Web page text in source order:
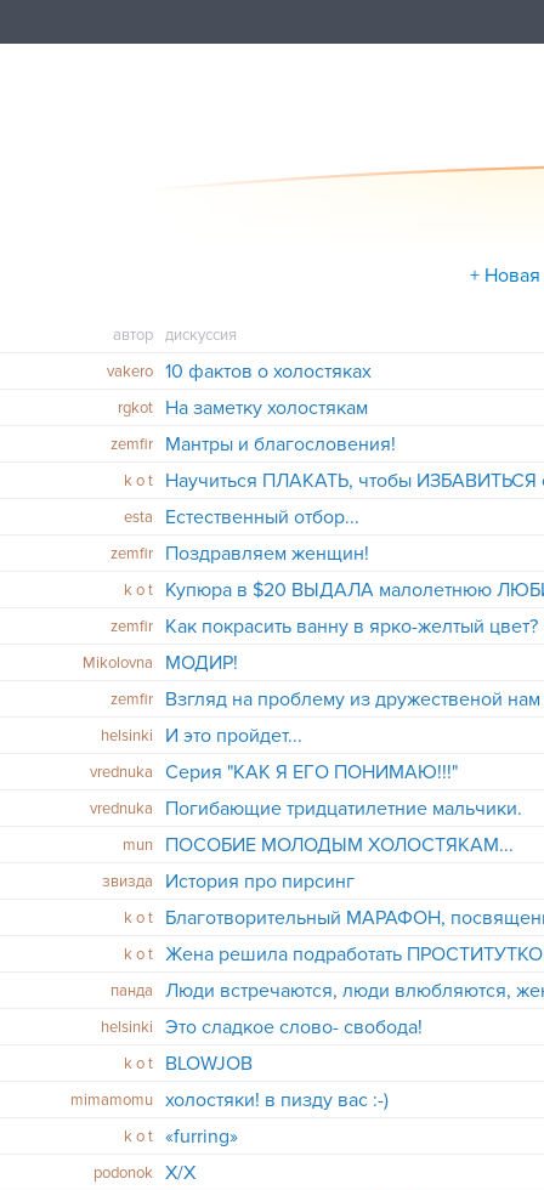
+ Новая
автор
дискуссия
vakero
10 фактов о холостяках
rgkot На заметку холостякам
zemfir Мантры и благословения!
k o t
esta
Естественный отбор...
zemfir Поздравляем женщин!
k o t
zemfir
Как покрасить ванну в ярко-желтый цвет?
Mikolovna МОДИР!
zemfir Взгляд на проблему из дружественой
helsinki И это пройдет...
vrednuka Серия "КАК Я ЕГО ПОНИМАЮ!!!"
vrednuka Погибающие тридцатилетние мальчики.
mun ПОСОБИЕ МОЛОДЫМ ХОЛОСТЯКАМ...
звизда История про пирсинг
k o t
k o t
панда
Люди встречаются, люди влюбляются,
helsinki Это сладкое слово- свобода!
k o t BLOWJOB
mimamomu холостяки! в пизду вас :-)
k o t «furring»
podonok Х/X